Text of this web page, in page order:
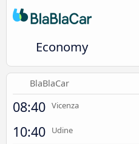
Economy
BlaBlaCar
08:40 Vicenza
10:40 Udine